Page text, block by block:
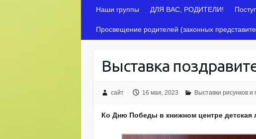
Наши группы ДЛЯ ВАС, РОДИТЕЛИ!
Просвещение родителей (законных
Выставка
сайт 16 мая, 2023 Выставки рисунков и
Ко Дню Победы в книжном центре детская